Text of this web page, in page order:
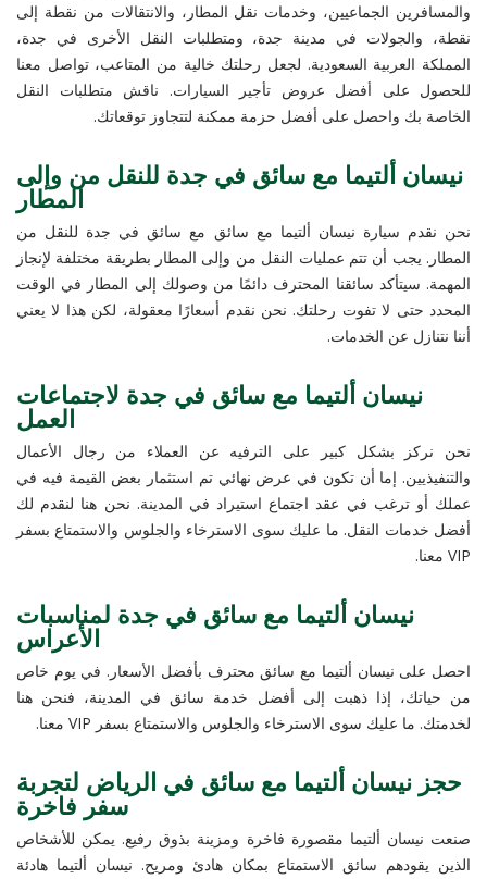
والمسافرين الجماعيين، وخدمات نقل المطار، والانتقالات من نقطة إلى
نقطة، والجولات في مدينة جدة، ومتطلبات النقل الأخرى في جدة،
المملكة العربية السعودية. لجعل رحلتك خالية من المتاعب، تواصل معنا
للحصول على أفضل عروض تأجير السيارات. ناقش متطلبات النقل
الخاصة بك واحصل على أفضل حزمة ممكنة لتتجاوز توقعاتك.
نيسان ألتيما مع سائق في جدة للنقل من وإلى
المطار
نحن نقدم سيارة نيسان ألتيما مع سائق مع سائق في جدة للنقل من
المطار. يجب أن تتم عمليات النقل من وإلى المطار بطريقة مختلفة لإنجاز
المهمة. سيتأكد سائقنا المحترف دائمًا من وصولك إلى المطار في الوقت
المحدد حتى لا تفوت رحلتك. نحن نقدم أسعارًا معقولة، لكن هذا لا يعني
أننا نتنازل عن الخدمات.
نيسان ألتيما مع سائق في جدة لاجتماعات
العمل
نحن نركز بشكل كبير على الترفيه عن العملاء من رجال الأعمال
والتنفيذيين. إما أن تكون في عرض نهائي تم استثمار بعض القيمة فيه في
عملك أو ترغب في عقد اجتماع استيراد في المدينة. نحن هنا لنقدم لك
أفضل خدمات النقل. ما عليك سوى الاسترخاء والجلوس والاستمتاع بسفر
VIP معنا.
نيسان ألتيما مع سائق في جدة لمناسبات
الأعراس
احصل على نيسان ألتيما مع سائق محترف بأفضل الأسعار. في يوم خاص
من حياتك، إذا ذهبت إلى أفضل خدمة سائق في المدينة، فنحن هنا
لخدمتك. ما عليك سوى الاسترخاء والجلوس والاستمتاع بسفر VIP معنا.
حجز نيسان ألتيما مع سائق في الرياض لتجربة
سفر فاخرة
صنعت نيسان ألتيما مقصورة فاخرة ومزينة بذوق رفيع. يمكن للأشخاص
الذين يقودهم سائق الاستمتاع بمكان هادئ ومريح. نيسان ألتيما هادئة